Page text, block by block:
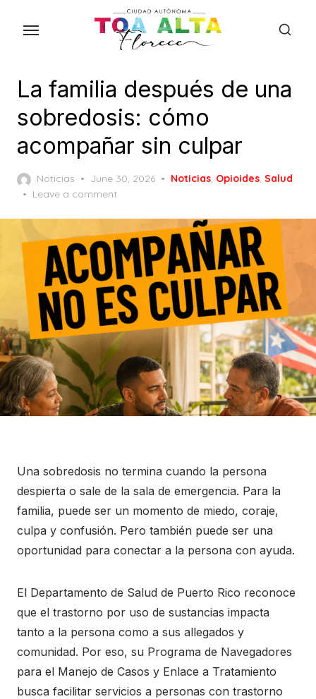
La familia después de una
sobredosis: cómo
acompañar sin culpar
Noticias
Posted
on
June 30, 2026 Noticias, Opioides, Salud
Leave a comment
Una sobredosis no termina cuando la persona
despierta o sale de la sala de emergencia. Para la
familia, puede ser un momento de miedo, coraje,
culpa y confusión. Pero también puede ser una
oportunidad para conectar a la persona con ayuda.
El Departamento de Salud de Puerto Rico reconoce
que el trastorno por uso de sustancias impacta
tanto a la persona como a sus allegados y
comunidad. Por eso, su Programa de Navegadores
para el Manejo de Casos y Enlace a Tratamiento
busca facilitar servicios a personas con trastorno